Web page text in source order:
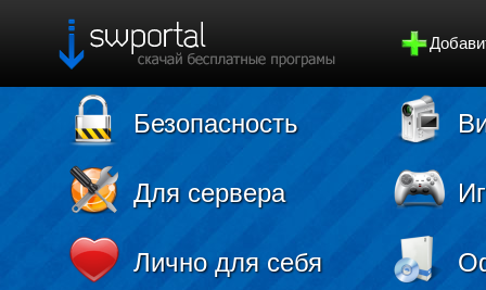
Безопасность
Для сервера
Лично для себя